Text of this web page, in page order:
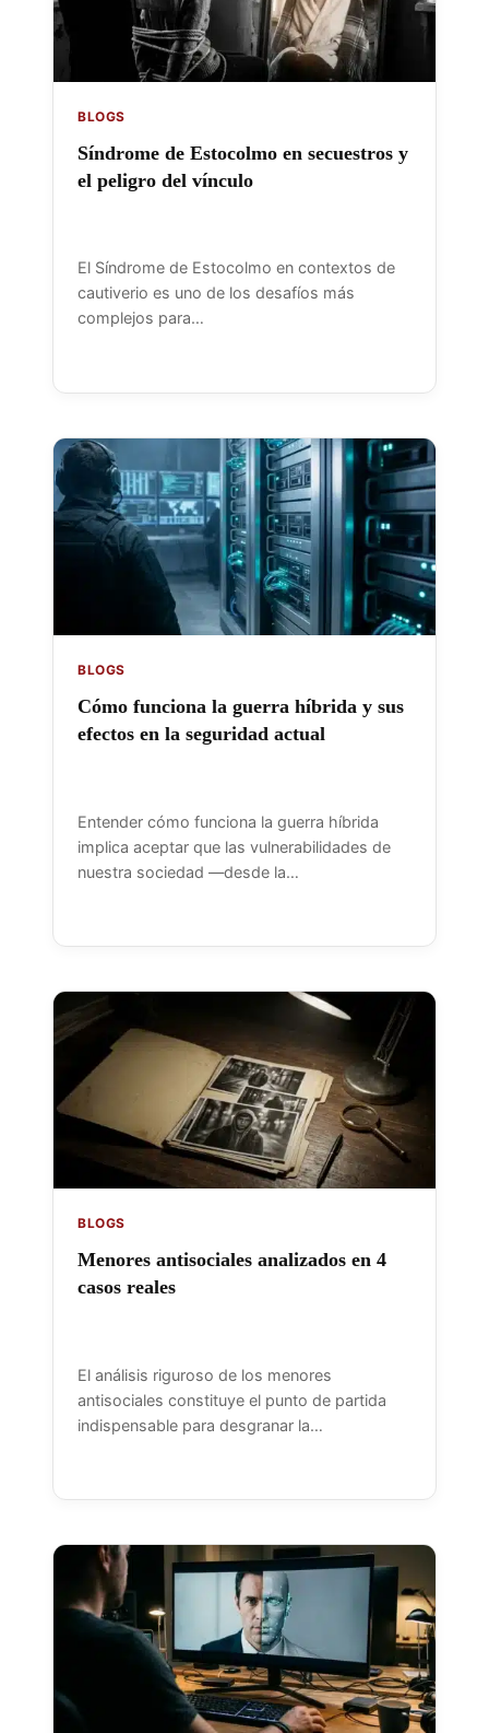
BLOGS
Síndrome de Estocolmo en secuestros y
el peligro del vínculo
El Síndrome de Estocolmo en contextos de
cautiverio es uno de los desafíos más
complejos para…
BLOGS
Cómo funciona la guerra híbrida y sus
efectos en la seguridad actual
Entender cómo funciona la guerra híbrida
implica aceptar que las vulnerabilidades de
nuestra sociedad —desde la…
BLOGS
Menores antisociales analizados en 4
casos reales
El análisis riguroso de los menores
antisociales constituye el punto de partida
indispensable para desgranar la…